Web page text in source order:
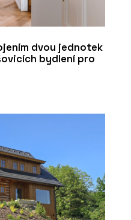
dvou jednotek
bydlení pro